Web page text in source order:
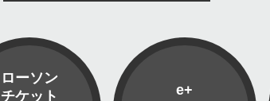
ローソン
チケット
e+